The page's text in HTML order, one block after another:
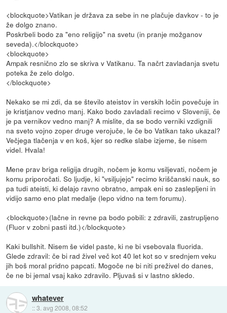
<blockquote>Vatikan je država za sebe in ne plačuje davkov - to je
že dolgo znano.
Poskrbeli bodo za "eno religijo" na svetu (in pranje možganov
seveda).</blockquote>
<blockquote>
Ampak resnično zlo se skriva v Vatikanu. Ta načrt zavladanja svetu
poteka že zelo dolgo.
</blockquote>
Nekako se mi zdi, da se število ateistov in verskih ločin povečuje in
je kristjanov vedno manj. Kako bodo zavladali recimo v Sloveniji, če
je pa vernikov vedno manj? A mislite, da se bodo verniki vzdignili
na sveto vojno zoper druge verojuče, le če bo Vatikan tako ukazal?
Večjega tlačenja v en koš, kjer so redke slabe izjeme, še nisem
videl. Hvala!
Mene prav briga religija drugih, nočem je komu vsiljevati, nočem je
komu priporočati. So ljudje, ki "vsiljujejo" recimo kriščanski nauk, so
pa tudi ateisti, ki delajo ravno obratno, ampak eni so zaslepljeni in
vidijo samo eno plat medalje (lepo vidno na tem forumu).
<blockquote>(lačne in revne pa bodo pobili: z zdravili, zastrupljeno
(Fluor v zobni pasti itd.)</blockquote>
Kaki bullshit. Nisem še videl paste, ki ne bi vsebovala fluorida.
Glede zdravil: če bi rad živel več kot 40 let kot so v srednjem veku
jih boš moral pridno papcati. Mogoče ne bi niti preživel do danes,
če ne bi jemal vsaj kako zdravilo. Pljuvaš si v lastno skledo.
whatever
::3. avg 2008, 08:52